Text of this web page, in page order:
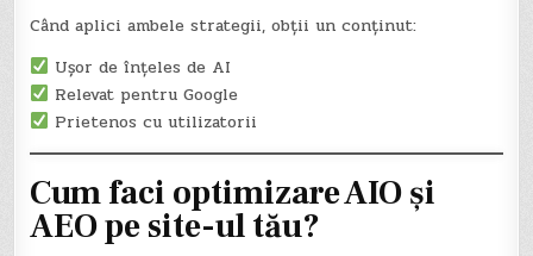
Când aplici ambele strategii, obții un conținut:
Ușor de înțeles de AI
Relevat pentru Google
Prietenos cu utilizatorii
Cum faci optimizare AIO și
AEO pe site-ul tău?